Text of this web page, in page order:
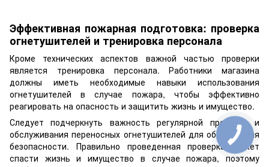
Эффективная пожарная подготовка: проверка
огнетушителей и тренировка персонала
Кроме технических аспектов важной частью проверки
является тренировка персонала. Работники магазина
должны иметь необходимые навыки использования
огнетушителей в случае пожара, чтобы эффективно
реагировать на опасность и защитить жизнь и имущество.
Следует подчеркнуть важность регулярной проверки и
обслуживания переносных огнетушителей для обеспечения
безопасности. Правильно проведенная проверка может
спасти жизнь и имущество в случае пожара, поэтому